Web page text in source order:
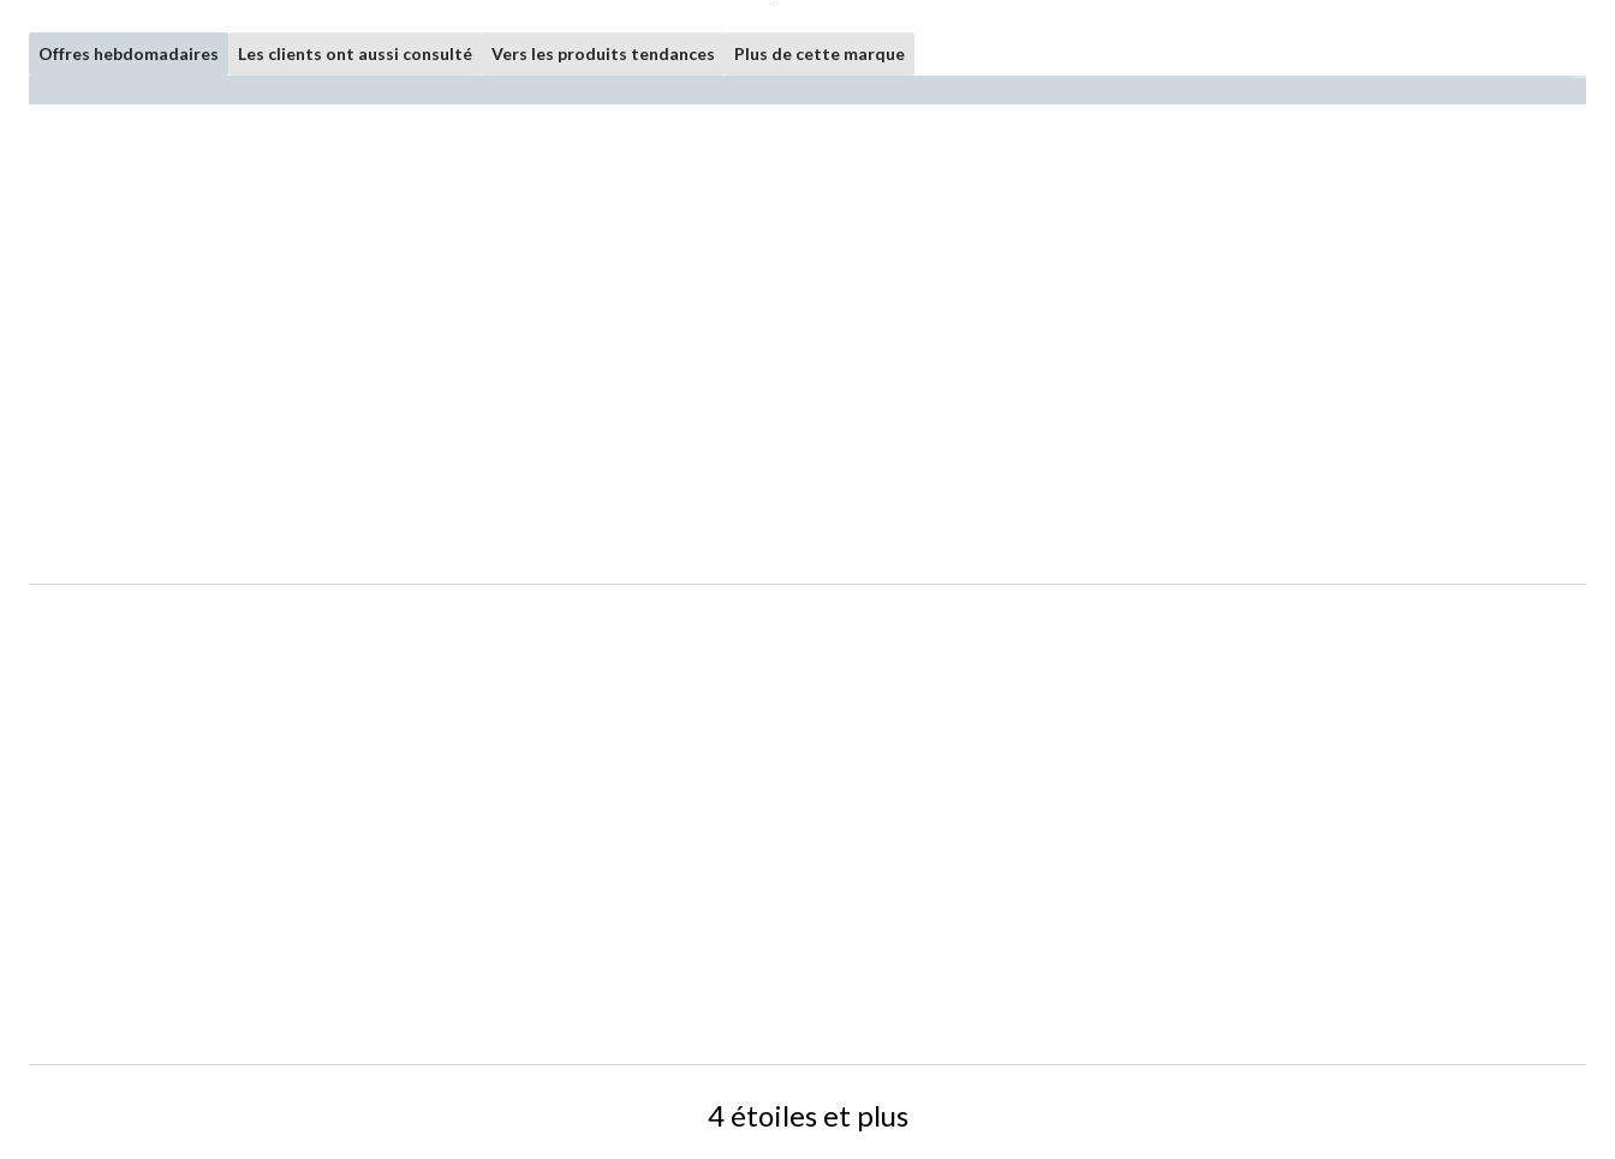
Offres hebdomadaires Les clients ont aussi consulté Vers les produits tendances Plus de cette marque
4 étoiles et plus